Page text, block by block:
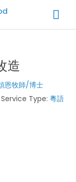
造
恩牧師/博士
Service Type: 粵語